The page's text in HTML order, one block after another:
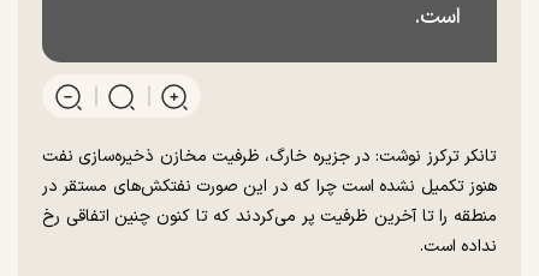
است.
تانکر ترکرز نوشت: در جزیره خارگ، ظرفیت مخازن ذخیره‌سازی نفت
هنوز تکمیل نشده است چرا که در این صورت نفتکش‌های مستقر در
منطقه را تا آخرین ظرفیت پر می‌کردند که تا کنون چنین اتفاقی رخ
نداده است.